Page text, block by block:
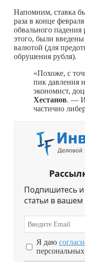
Напомним, ставка
раза в конце
обвального
этого, были
валютой (для
обрушения рубля).
«Похоже, с
пик давления
экономист,
Хестанов. —
частично
Подпишитесь
статьи в
Я даю